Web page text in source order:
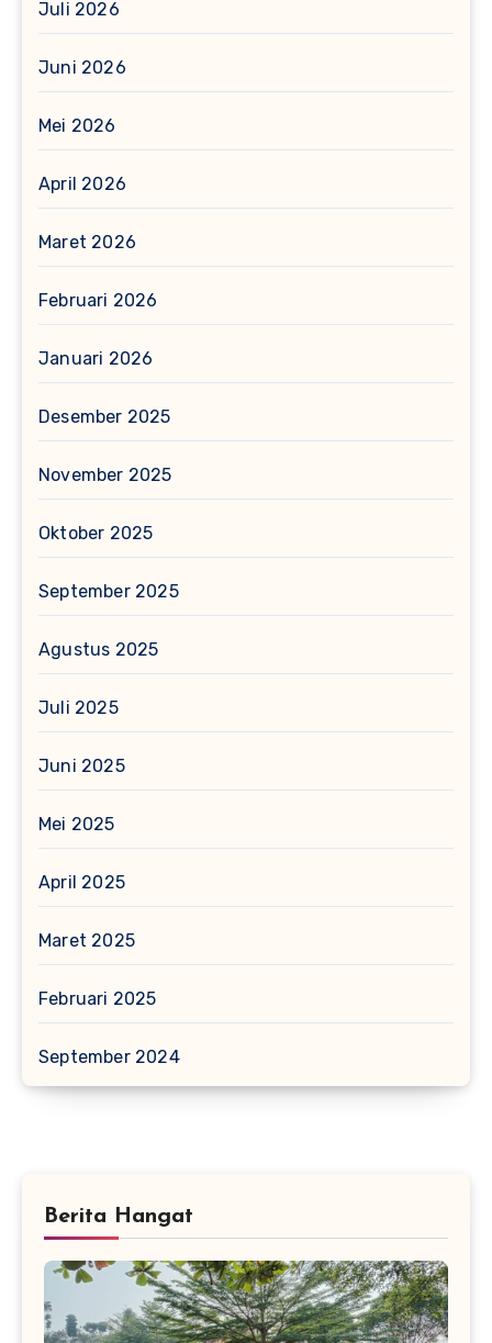
Juli 2026
Juni 2026
Mei 2026
April 2026
Maret 2026
Februari 2026
Januari 2026
Desember 2025
November 2025
Oktober 2025
September 2025
Agustus 2025
Juli 2025
Juni 2025
Mei 2025
April 2025
Maret 2025
Februari 2025
September 2024
Berita Hangat